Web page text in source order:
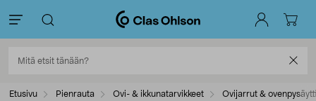
Etusivu Pienrauta Ovi- & ikkunatarvikkeet Ovijarrut &